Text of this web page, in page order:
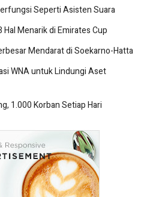
Seperti Asisten Suara
Menarik di Emirates Cup
Mendarat di Soekarno-Hatta
WNA untuk Lindungi Aset
1.000 Korban Setiap Hari